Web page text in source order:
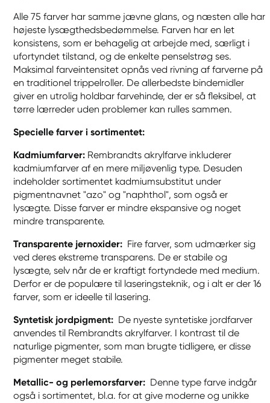
Alle 75 farver har samme jævne glans, og næsten alle har
højeste lysægthedsbedømmelse. Farven har en let
konsistens, som er behagelig at arbejde med, særligt i
ufortyndet tilstand, og de enkelte penselstrøg ses.
Maksimal farveintensitet opnås ved rivning af farverne på
en traditionel trippelroller. De allerbedste bindemidler
giver en utrolig holdbar farvehinde, der er så fleksibel, at
tørre lærreder uden problemer kan rulles sammen.
Specielle farver i sortimentet:
Kadmiumfarver: Rembrandts akrylfarve inkluderer
kadmiumfarver af en mere miljøvenlig type. Desuden
indeholder sortimentet kadmiumsubstitut under
pigmentnavnet "azo" og "naphthol", som også er
lysægte. Disse farver er mindre ekspansive og noget
mindre transparente.
Transparente jernoxider: Fire farver, som udmærker sig
ved deres ekstreme transparens. De er stabile og
lysægte, selv når de er kraftigt fortyndede med medium.
Derfor er de populære til laseringsteknik, og i alt er der 16
farver, som er ideelle til lasering.
Syntetisk jordpigment: De nyeste syntetiske jordfarver
anvendes til Rembrandts akrylfarver. I kontrast til de
naturlige pigmenter, som man brugte tidligere, er disse
pigmenter meget stabile.
Metallic- og perlemorsfarver: Denne type farve indgår
også i sortimentet, bl.a. for at give moderne og unikke